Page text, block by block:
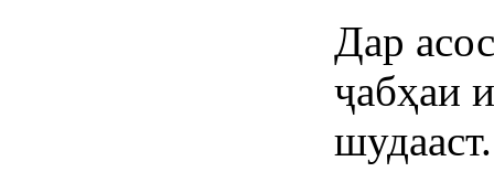
Дар
ҷабҳаи
шудааст.